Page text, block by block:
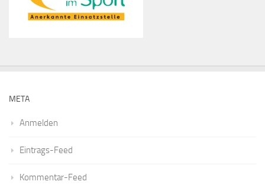
META
Anmelden
Eintrags-Feed
Kommentar-Feed